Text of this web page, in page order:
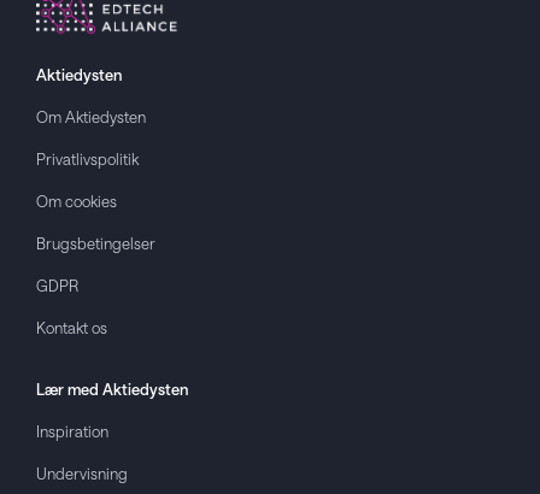
Aktiedysten
Om Aktiedysten
Privatlivspolitik
Om cookies
Brugsbetingelser
GDPR
Kontakt os
Lær med Aktiedysten
Inspiration
Undervisning